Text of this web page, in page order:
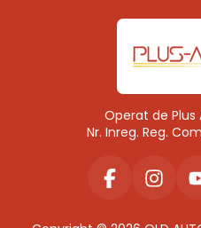
Operat de Plus
Nr. Inreg. Reg.